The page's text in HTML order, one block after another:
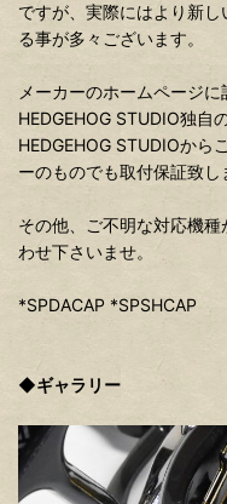
ですが、実際にはより新
る事が多々ございます。
メーカーのホームページ
HEDGEHOG STUDIO独自
HEDGEHOG STUDIOから
ーのものでも取付保証致し
その他、ご不明な対応機
わせ下さいませ。
*SPDACAP *SPSHCAP
◆ギャラリー